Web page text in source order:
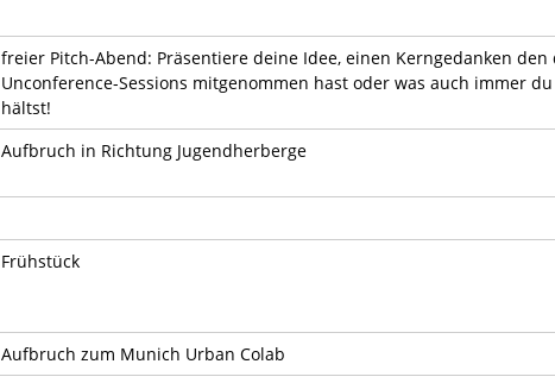
freier Pitch-Abend: Präsentiere deine Idee, einen Kerngedanken den
Unconference-Sessions mitgenommen hast oder was auch immer
hältst!
Aufbruch in Richtung Jugendherberge
Frühstück
Aufbruch zum Munich Urban Colab